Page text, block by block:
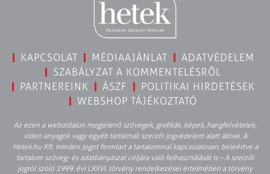
KAPCSOLAT MÉDIAAJÁNLAT
ADATVÉDELEM
SZABÁLYZAT A KOMMENTELÉSRŐL
PARTNEREINK
ÁSZF
POLITIKAI HIRDETÉSEK
WEBSHOP TÁJÉKOZTATÓ
Az ezen a weboldalon megjelenő szövegek, grafikák, képek, hangfelvételek,
video anyagok vagy egyéb tartalmak szerzői jogvédelem alatt állnak. A
Hetek.hu Kft. minden jogot fenntart a tartalommal kapcsolatosan, beleértve a
tartalom szöveg- és adatbányászat céljára való felhasználását is – A szerzői
jogról szóló 1999. évi LXXVI. törvény rendelkezései értelmében a törvény